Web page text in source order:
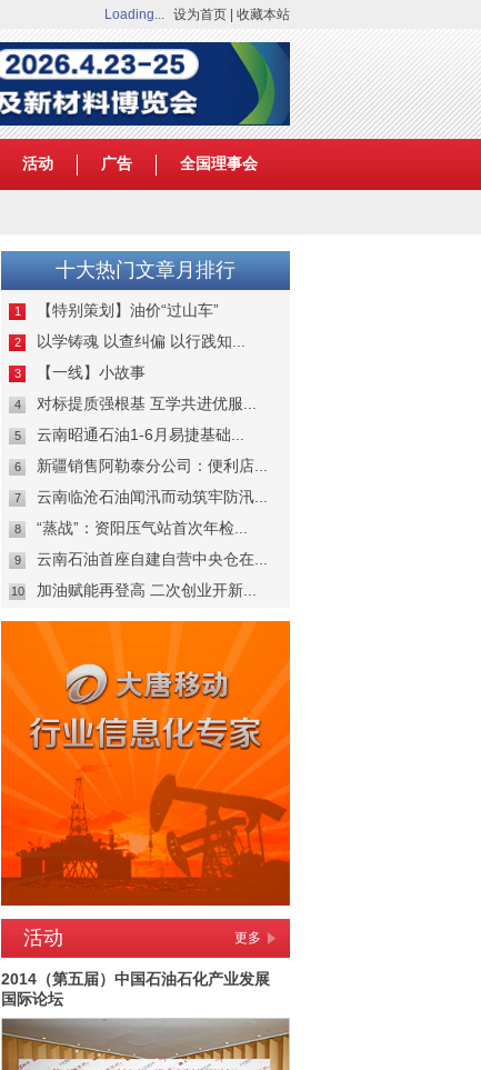
Loading... 设为首页 收藏本站
活动 广告 全国理事会
十大热门文章月排行
1 【特别策划】油价“过山车”
2 以学铸魂 以查纠偏 以行践知...
3 【一线】小故事
4 对标提质强根基 互学共进优服...
5 云南昭通石油1-6月易捷基础...
6 新疆销售阿勒泰分公司：便利店...
7 云南临沧石油闻汛而动筑牢防汛...
8 “蒸战”：资阳压气站首次年检...
9 云南石油首座自建自营中央仓在...
10 加油赋能再登高 二次创业开新...
活动 更多
2014（第五届）中国石油石化产业发展
国际论坛